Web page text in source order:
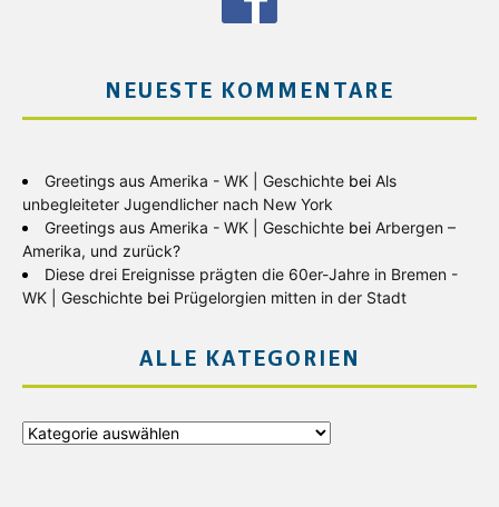
NEUESTE KOMMENTARE
Greetings aus Amerika - WK | Geschichte bei Als
unbegleiteter Jugendlicher nach New York
Greetings aus Amerika - WK | Geschichte bei Arbergen –
Amerika, und zurück?
Diese drei Ereignisse prägten die 60er-Jahre in Bremen -
WK | Geschichte bei Prügelorgien mitten in der Stadt
ALLE KATEGORIEN
Alle